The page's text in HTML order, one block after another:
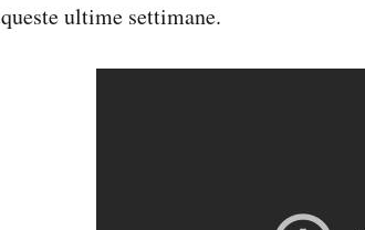
queste ultime settimane.